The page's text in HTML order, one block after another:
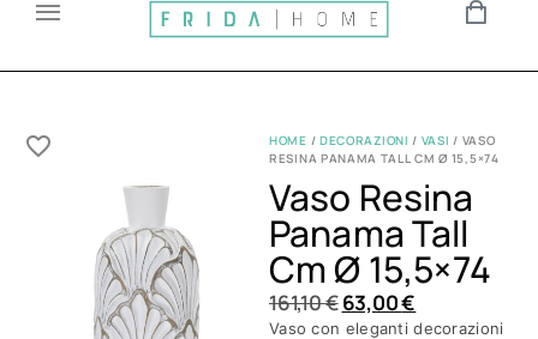
HOME / DECORAZIONI / VASI / VASO
RESINA PANAMA TALL CM Ø 15,5×74
Vaso Resina
Panama Tall
Cm Ø 15,5×74
161,10€63,00€
Vaso con eleganti decorazioni